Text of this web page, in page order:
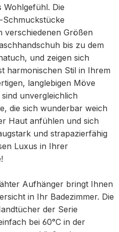
Wohlgefühl. Die
verschiedenen Größen
bis zu dem
und zeigen sich
harmonischen Stil in Ihrem
langlebigen Möve
unvergleichlich
die sich wunderbar weich
Haut anfühlen und sich
und strapazierfähig
Luxus in Ihrer
Aufhänger bringt Ihnen
in Ihr Badezimmer. Die
der Serie
bei 60°C in der